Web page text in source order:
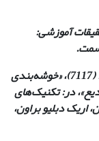
بورگ و جویس گال (1386)، تحقیقات آموزشی:
سمت.
ابراهیموف، اوکتای، ایشوار ستی، و نونکا دیمیتروا (7117)، «خوشه‌بندی
در: تکنیک‌های
اریک دبلیو براون،